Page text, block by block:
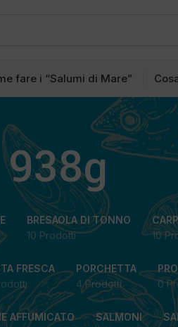
fare i “Salumi di Mare”
938g
BRESAOLA DI TONNO
10 Prodotti
10
FRESCA
PORCHETTA
4 Prodotti
0
AFFUMICATO
SALMONI